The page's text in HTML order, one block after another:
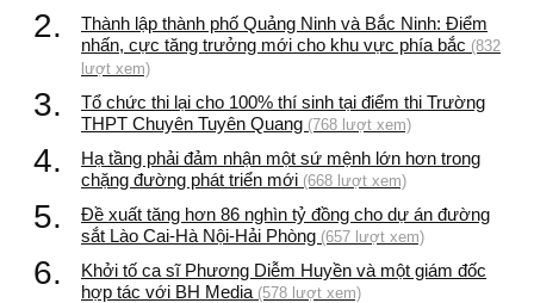
2.
Thành lập thành phố Quảng Ninh và Bắc Ninh: Điểm
nhấn, cực tăng trưởng mới cho khu vực phía bắc (832
lượt xem)
3.
Tổ chức thi lại cho 100% thí sinh tại điểm thi Trường
THPT Chuyên Tuyên Quang (768 lượt xem)
4.
Hạ tầng phải đảm nhận một sứ mệnh lớn hơn trong
chặng đường phát triển mới (668 lượt xem)
5.
Đề xuất tăng hơn 86 nghìn tỷ đồng cho dự án đường
sắt Lào Cai-Hà Nội-Hải Phòng (657 lượt xem)
6.
Khởi tố ca sĩ Phương Diễm Huyền và một giám đốc
hợp tác với BH Media (578 lượt xem)